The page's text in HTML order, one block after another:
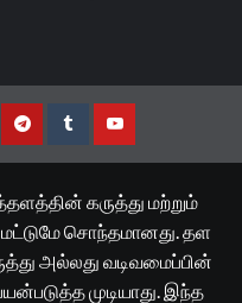
TelegramTumblrYouTube
கருத்து மற்றும்
மட்டுமே சொந்தமானது. தள
அல்லது வடிவமைப்பின்
முடியாது. இந்த